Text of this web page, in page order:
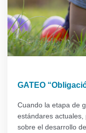
GATEO
Cuando la etapa de
estándares
sobre el desarrollo